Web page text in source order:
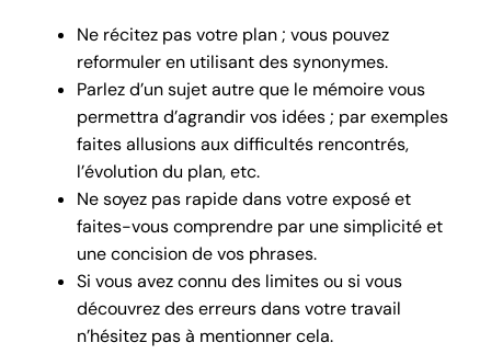
Ne récitez pas votre plan ; vous pouvez
reformuler en utilisant des synonymes.
Parlez d’un sujet autre que le mémoire vous
permettra d’agrandir vos idées ; par exemples
faites allusions aux difficultés rencontrés,
l’évolution du plan, etc.
Ne soyez pas rapide dans votre exposé et
faites-vous comprendre par une simplicité et
une concision de vos phrases.
Si vous avez connu des limites ou si vous
découvrez des erreurs dans votre travail
n’hésitez pas à mentionner cela.